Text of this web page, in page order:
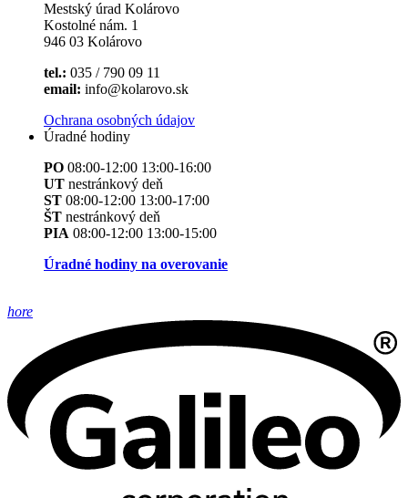
Mestský úrad Kolárovo
Kostolné nám. 1
946 03 Kolárovo
tel.: 035 / 790 09 11
email: info@kolarovo.sk
Ochrana osobných údajov
Úradné hodiny
PO 08:00-12:00 13:00-16:00
UT nestránkový deň
ST 08:00-12:00 13:00-17:00
ŠT nestránkový deň
PIA 08:00-12:00 13:00-15:00
Úradné hodiny na overovanie
hore